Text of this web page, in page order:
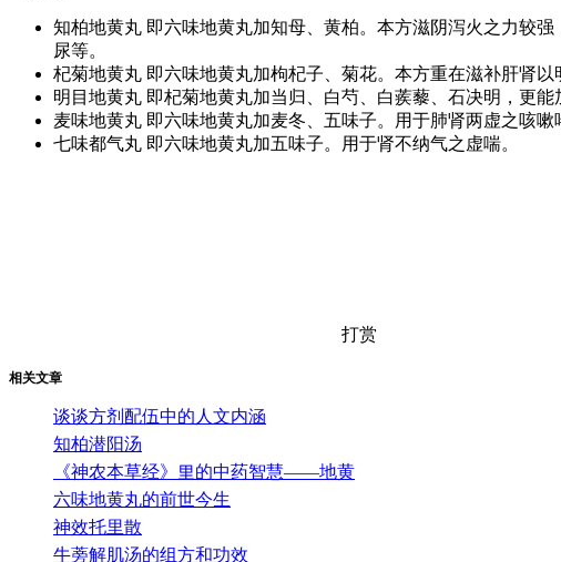
知柏地黄丸 即六味地黄丸加知母、黄柏。本方滋阴泻火之力较
尿等。
杞菊地黄丸 即六味地黄丸加枸杞子、菊花。本方重在滋补肝肾
明目地黄丸 即杞菊地黄丸加当归、白芍、白蒺藜、石决明，更能
麦味地黄丸 即六味地黄丸加麦冬、五味子。用于肺肾两虚之咳嗽
七味都气丸 即六味地黄丸加五味子。用于肾不纳气之虚喘。
打赏
相关文章
谈谈方剂配伍中的人文内涵
知柏潜阳汤
《神农本草经》里的中药智慧——地黄
六味地黄丸的前世今生
神效托里散
牛蒡解肌汤的组方和功效